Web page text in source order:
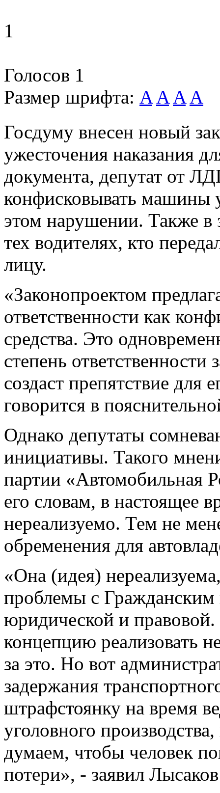
1
Голосов 1
Размер шрифта: A A A A
Госдуму внесен новый
ужесточения наказания
документа, депутат от
конфисковывать машины
этом нарушении. Также в
тех водителях, кто
лицу.
«Законопроектом
ответственности как
средства. Это
степень
создаст препятствие для
говорится в
Однако депутаты
инициативы. Такого
партии «Автомобильная
его словам, в настоящее
нереализуемо. Тем не
обременения для
«Она (идея)
проблемы с Гражданским
юридической и
концепцию реализовать
за это. Но вот
задержания
штрафстоянку на время
уголовного
думаем, чтобы человек
потери», - заявил